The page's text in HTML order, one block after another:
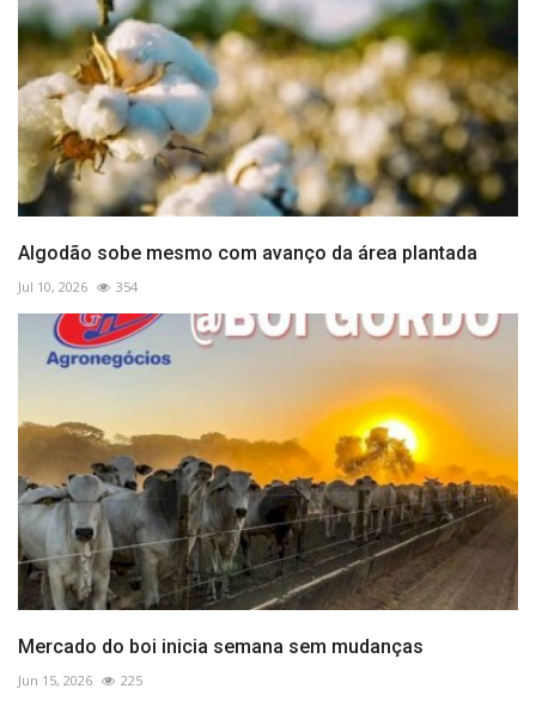
Algodão sobe mesmo com avanço da área plantada
Jul 10, 2026 354
Mercado do boi inicia semana sem mudanças
Jun 15, 2026 225